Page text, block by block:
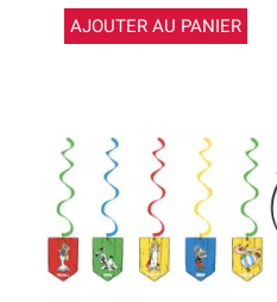
AJOUTER AU PANIER